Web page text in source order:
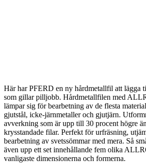
Här har PFERD en ny hårdmetallfil att lägga
som gillar pilljobb. Hårdmetallfilen med
lämpar sig för bearbetning av de flesta
gjutstål, icke-järnmetaller och gjutjärn.
avverkning som är upp till 30 procent högre
krysstandade filar. Perfekt för urfräsning,
bearbetning av svetssömmar med mera. Så
även upp ett set innehållande fem olika
vanligaste dimensionerna och formerna.